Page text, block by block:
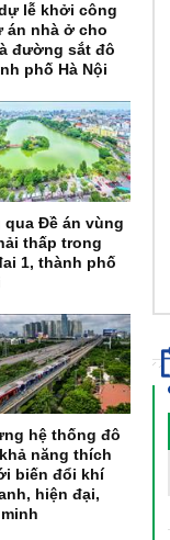
lễ khởi công
án nhà ở cho
đường sắt đô
phố Hà Nội
qua Đề án vùng
thấp trong
1, thành phố
hệ thống đô
năng thích
biến đổi khí
hiện đại,